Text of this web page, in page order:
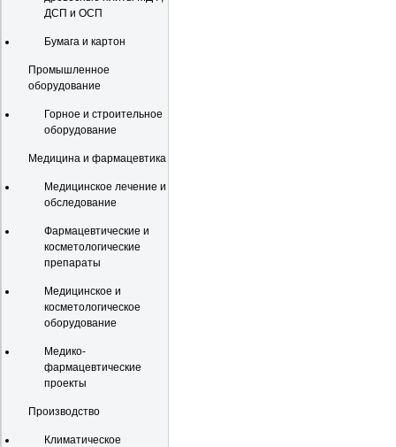
ДСП и ОСП
Бумага и картон
Промышленное
оборудование
Горное и строительное
оборудование
Медицина и фармацевтика
Медицинское лечение и
обследование
Фармацевтические и
косметологические
препараты
Медицинское и
косметологическое
оборудование
Медико-
фармацевтические
проекты
Производство
Климатическое